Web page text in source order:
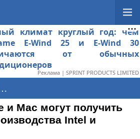
климат круглый год: чем
E-Wind 25 и E-Wind 30
от обычных
Реклама | SPRINT PRODUCTS LIMITED
HARDWARE
Mac могут получить
Intel и